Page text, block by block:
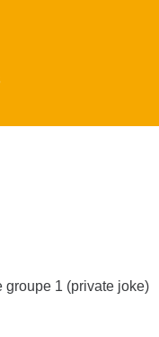
groupe 1 (private joke)